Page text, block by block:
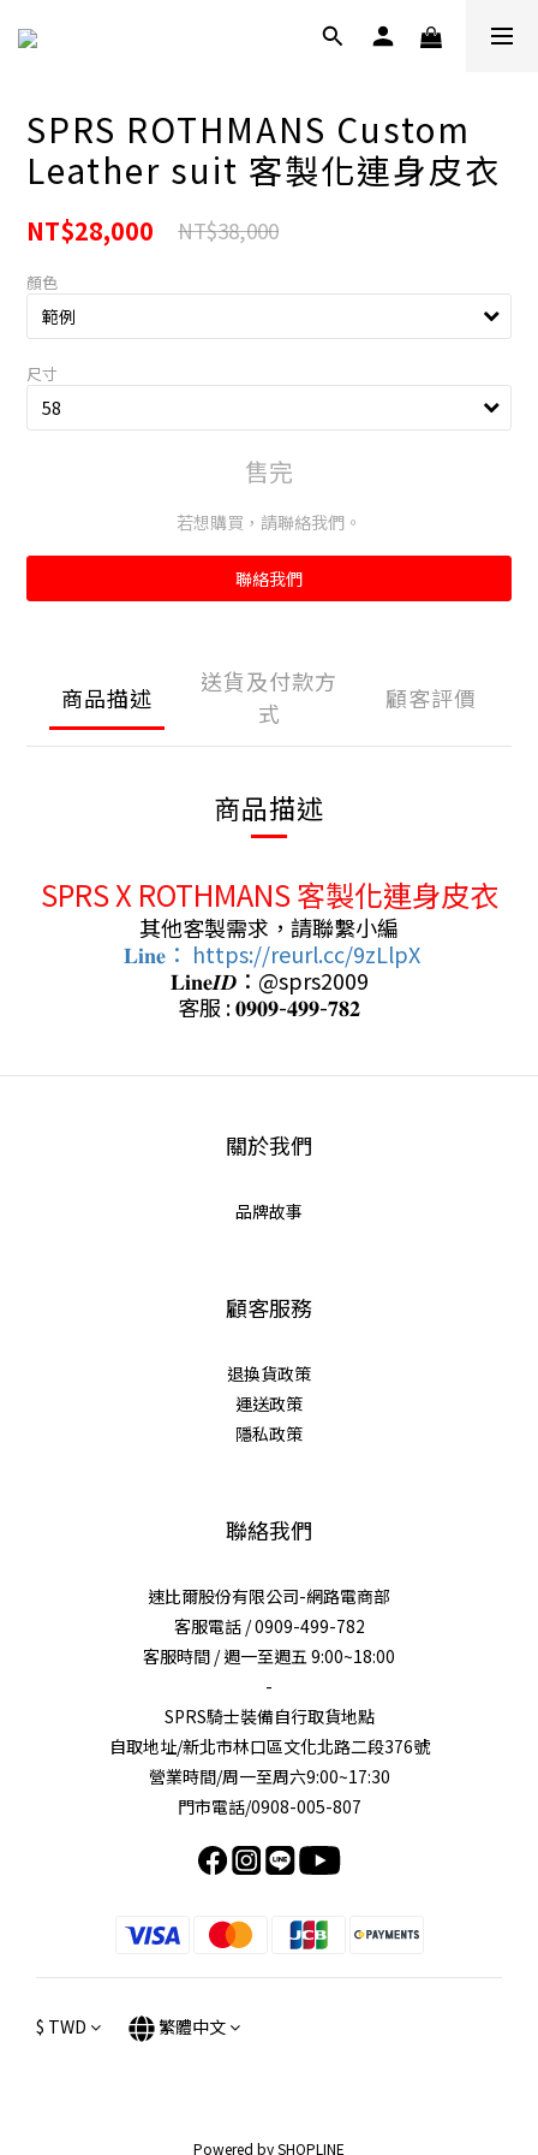
SPRS ROTHMANS Custom
Leather suit 客製化連身皮衣
NT$28,000 NT$38,000
顏色
尺寸
售完
若想購買，請聯絡我們。
聯絡我們
商品描述
送貨及付款方
式
顧客評價
商品描述
SPRS X ROTHMANS 客製化連身皮衣
其他客製需求，請聯繫小編
𝐋𝐢𝐧𝐞： https://reurl.cc/9zLlpX
𝐋𝐢𝐧𝐞𝑰𝑫：@sprs2009
客服 : 𝟎𝟗𝟎𝟗-𝟒𝟗𝟗-𝟕𝟖𝟐
關於我們
品牌故事
顧客服務
退換貨政策
運送政策
隱私政策
聯絡我們
速比爾股份有限公司-網路電商部
客服電話 / 0909-499-782
客服時間 / 週一至週五 9:00~18:00
-
SPRS騎士裝備自行取貨地點
自取地址/新北市林口區文化北路二段376號
營業時間/周一至周六9:00~17:30
門市電話/0908-005-807
$ TWD 繁體中文
Powered by SHOPLINE